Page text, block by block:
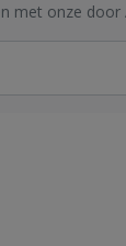
met onze door